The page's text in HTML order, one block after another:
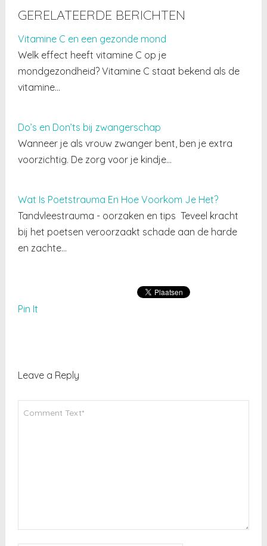
GERELATEERDE BERICHTEN
Vitamine C en een gezonde mond
Welk effect heeft vitamine C op je
mondgezondheid? Vitamine C staat bekend als de
vitamine…
Do’s en Don’ts bij zwangerschap
Wanneer je als vrouw zwanger bent, ben je extra
voorzichtig. De zorg voor je kindje…
Wat Is Poetstrauma En Hoe Voorkom Je Het?
Tandvleestrauma - oorzaken en tips Teveel kracht
bij het poetsen veroorzaakt schade aan de harde
en zachte…
Pin It
Leave a Reply